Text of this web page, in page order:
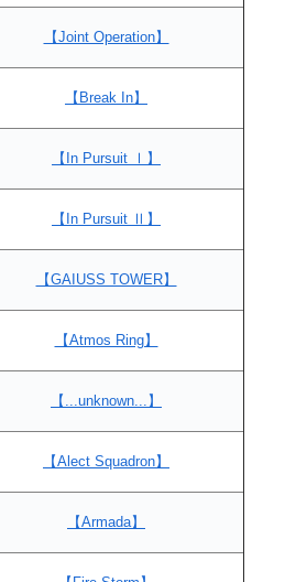
【Joint Operation】
【Break In】
【In Pursuit Ⅰ】
【In Pursuit Ⅱ】
【GAIUSS TOWER】
【Atmos Ring】
【...unknown...】
【Alect Squadron】
【Armada】